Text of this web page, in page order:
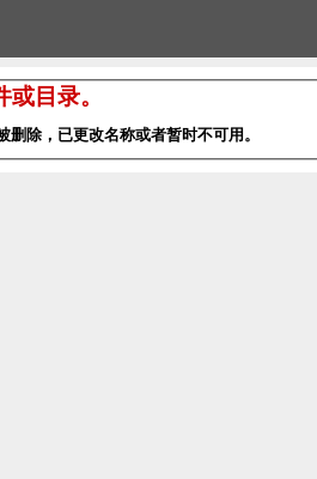
目录。
删除，已更改名称或者暂时不可用。